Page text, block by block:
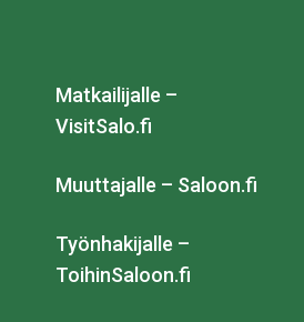
Matkailijalle –
VisitSalo.fi
Muuttajalle – Saloon.fi
Työnhakijalle –
ToihinSaloon.fi